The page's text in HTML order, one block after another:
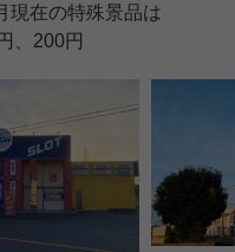
現在の特殊景品は
、200円